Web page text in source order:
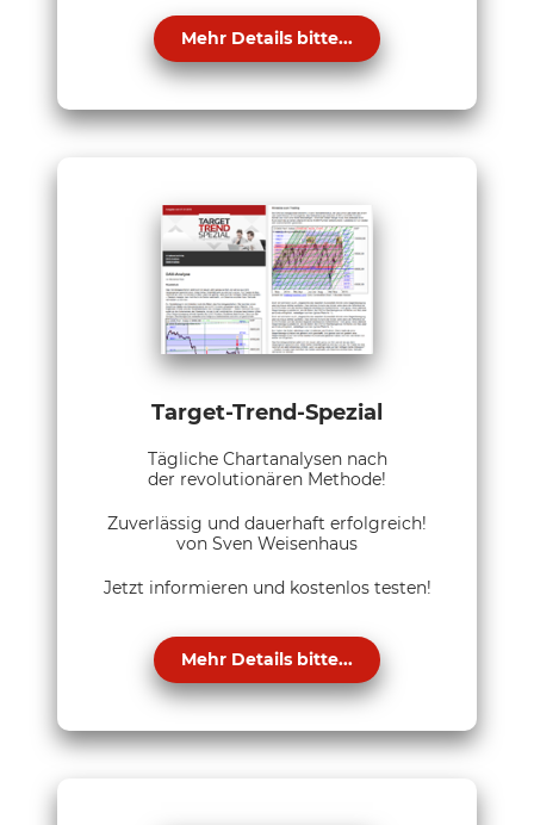
Mehr Details bitte...
Target-Trend-Spezial
Tägliche Chartanalysen nach
der revolutionären Methode!
Zuverlässig und dauerhaft erfolgreich!
von Sven Weisenhaus
Jetzt informieren und kostenlos testen!
Mehr Details bitte...